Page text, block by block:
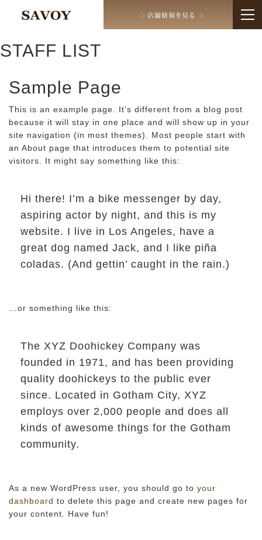
STAFF LIST
Sample Page
This is an example page. It’s different from a blog post
because it will stay in one place and will show up in your
site navigation (in most themes). Most people start with
an About page that introduces them to potential site
visitors. It might say something like this:
Hi there! I’m a bike messenger by day,
aspiring actor by night, and this is my
website. I live in Los Angeles, have a
great dog named Jack, and I like piña
coladas. (And gettin’ caught in the rain.)
…or something like this:
The XYZ Doohickey Company was
founded in 1971, and has been providing
quality doohickeys to the public ever
since. Located in Gotham City, XYZ
employs over 2,000 people and does all
kinds of awesome things for the Gotham
community.
As a new WordPress user, you should go to your
dashboard to delete this page and create new pages for
your content. Have fun!